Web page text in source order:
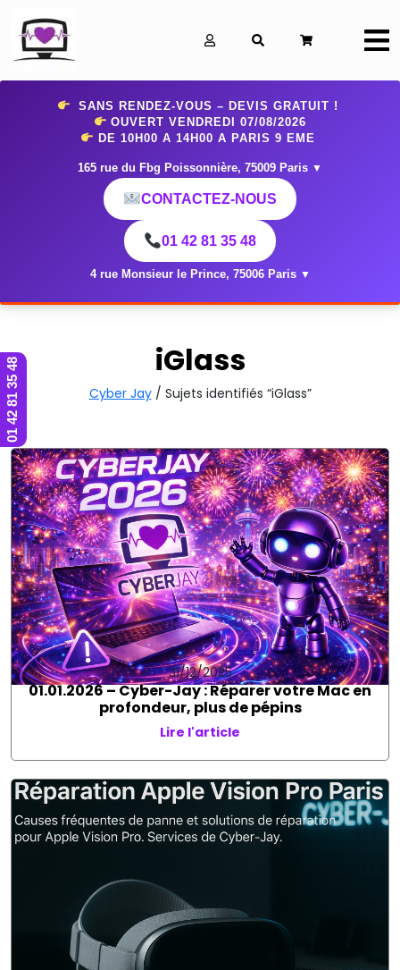
SANS RENDEZ-VOUS – DEVIS GRATUIT !
OUVERT VENDREDI 07/08/2026
DE 10H00 A 14H00 A PARIS 9 EME
165 rue du Fbg Poissonnière, 75009 Paris ▼
CONTACTEZ-NOUS
01 42 81 35 48
4 rue Monsieur le Prince, 75006 Paris ▼
iGlass
Cyber Jay/ Sujets identifiés “iGlass”
31/12/2025
01.01.2026 – Cyber-Jay : Réparer votre Mac en
profondeur, plus de pépins
Lire l'article
01 42 81 35 48